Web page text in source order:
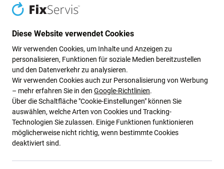
Hersteller des Geräts.
oder Aussehen.
Die unten aufgeführten Vor- und Nachteile sind im
Vergleich zum Originaldisplay des Herstellers zu sehen.
Vorteile:
Erhaltene Funktion des Fingerabdrucklesers,
näherungssensor und beleuchtung
Bessere Betrachtungswinkel als Aftermarket-TFT-
Displays
Bessere Helligkeit und besserer Kontrast als
Diese Website verwendet Cookies
Wir verwenden Cookies, um Inhalte und Anzeigen zu
personalisieren, Funktionen für soziale Medien bereitzustellen
und den Datenverkehr zu analysieren.
Wir verwenden Cookies auch zur Personalisierung von Werbung
– mehr erfahren Sie in den Google-Richtlinien.
Über die Schaltfläche "Cookie-Einstellungen" können Sie
auswählen, welche Arten von Cookies und Tracking-
Technologien Sie zulassen. Einige Funktionen funktionieren
möglicherweise nicht richtig, wenn bestimmte Cookies
deaktiviert sind.